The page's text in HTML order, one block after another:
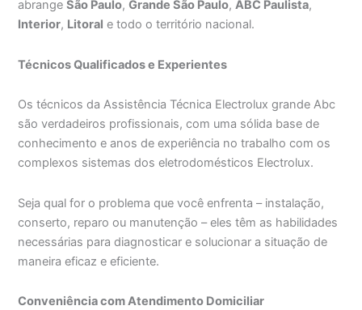
abrangeSão Paulo,Grande São Paulo,ABC Paulista,
Interior, Litoral e todo o território nacional.
Técnicos Qualificados e Experientes
Os técnicos da Assistência Técnica Electrolux grande Abc
são verdadeiros profissionais, com uma sólida base de
conhecimento e anos de experiência no trabalho com os
complexos sistemas dos eletrodomésticos Electrolux.
Seja qual for o problema que você enfrenta – instalação,
conserto, reparo ou manutenção – eles têm as habilidades
necessárias para diagnosticar e solucionar a situação de
maneira eficaz e eficiente.
Conveniência com Atendimento Domiciliar